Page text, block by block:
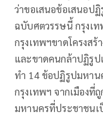
ว่าขอเสนอข้อเสนอป
ฉบับศตวรรษนี้ กรุงเ
กรุงเทพฯขาดโครงสร้
และขาดคนกล้าปฏิรูป
ทำ 14 ข้อปฏิรูปมหาน
กรุงเทพฯ จากเมืองที่
มหานครที่ประชาชนเ